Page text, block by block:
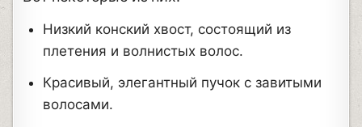
Низкий конский хвост, состоящий из
плетения и волнистых волос.
Красивый, элегантный пучок с завитыми
волосами.